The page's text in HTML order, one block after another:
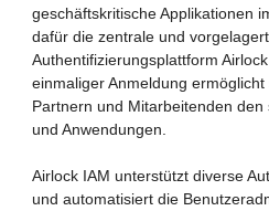
geschäftskritische Applikationen
dafür die zentrale und
Authentifizierungsplattform
einmaliger Anmeldung ermöglicht
Partnern und Mitarbeitenden
und Anwendungen.
Airlock IAM unterstützt diverse
und automatisiert die